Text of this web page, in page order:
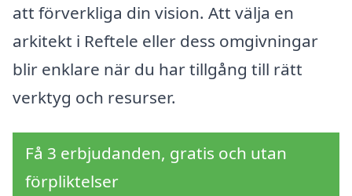
att förverkliga din vision. Att välja en
arkitekt i Reftele eller dess omgivningar
blir enklare när du har tillgång till rätt
verktyg och resurser.
Få 3 erbjudanden, gratis och utan
förpliktelser